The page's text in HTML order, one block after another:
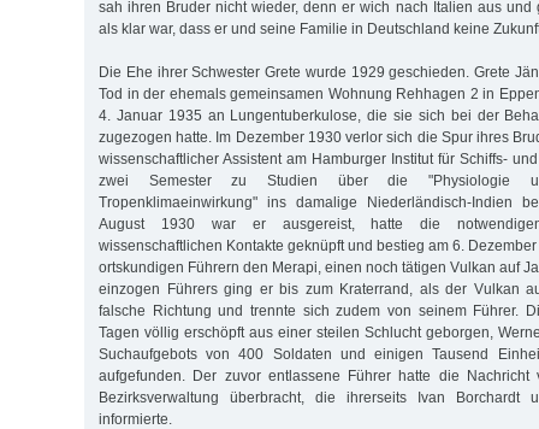
sah ihren Bruder nicht wieder, denn er wich nach Italien aus und
als klar war, dass er und seine Familie in Deutschland keine
Die Ehe ihrer Schwester Grete wurde 1929 geschieden. Grete
Tod in der ehemals gemeinsamen Wohnung Rehhagen 2 in
4. Januar 1935 an Lungentuberkulose, die sie sich bei der
zugezogen hatte. Im Dezember 1930 verlor sich die Spur ihres
wissenschaftlicher Assistent am Hamburger Institut für Schiffs-
zwei Semester zu Studien über die "Physiologie
Tropenklimaeinwirkung" ins damalige Niederländisch-Indien
August 1930 war er ausgereist, hatte die
wissenschaftlichen Kontakte geknüpft und bestieg am 6.
ortskundigen Führern den Merapi, einen noch tätigen Vulkan auf
einzogen Führers ging er bis zum Kraterrand, als der Vulkan
falsche Richtung und trennte sich zudem von seinem Führer.
Tagen völlig erschöpft aus einer steilen Schlucht geborgen,
Suchaufgebots von 400 Soldaten und einigen Tausend
aufgefunden. Der zuvor entlassene Führer hatte die
Bezirksverwaltung überbracht, die ihrerseits Ivan Borchardt
informierte.